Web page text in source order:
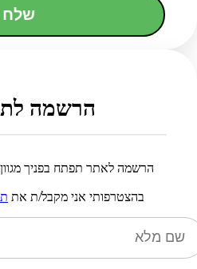
שלח
הרשמה
הרשמה לאתר תפתח בפניך
בהצטרפותי אני מקבל/ת את